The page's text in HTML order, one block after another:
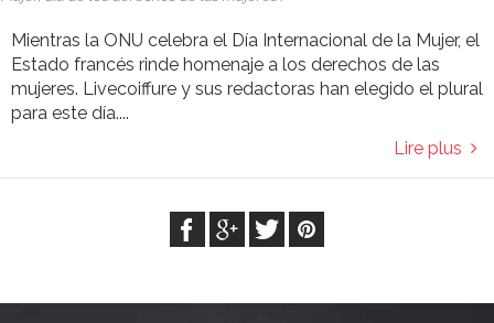
Mientras la ONU celebra el Día Internacional de la Mujer, el
Estado francés rinde homenaje a los derechos de las
mujeres. Livecoiffure y sus redactoras han elegido el plural
para este día....
Lire plus